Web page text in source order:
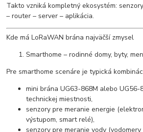
Takto vzniká kompletný ekosystém:
– router – server – aplikácia.
Kde má LoRaWAN brána najväčší zmysel
Smarthome – rodinné domy, byty,
Pre smarthome scenáre je typická
mini brána UG63-868M alebo UG56-
technickej miestnosti,
senzory pre meranie energie
výstupom, smart relé),
senzory pre meranie vody (vodomery